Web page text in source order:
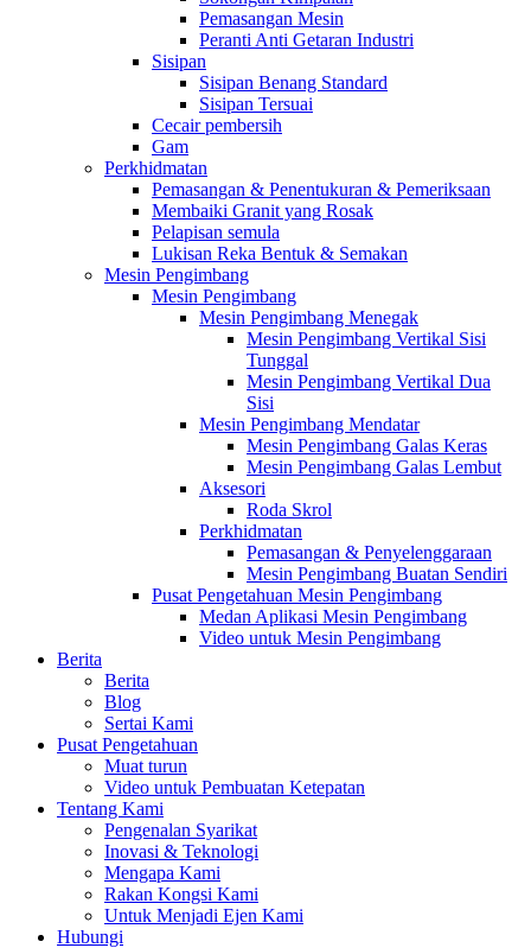
Pemasangan Mesin
Peranti Anti Getaran Industri
Sisipan
Sisipan Benang Standard
Sisipan Tersuai
Cecair pembersih
Gam
Perkhidmatan
Pemasangan & Penentukuran & Pemeriksaan
Membaiki Granit yang Rosak
Pelapisan semula
Lukisan Reka Bentuk & Semakan
Mesin Pengimbang
Mesin Pengimbang
Mesin Pengimbang Menegak
Mesin Pengimbang Vertikal Sisi
Tunggal
Mesin Pengimbang Vertikal Dua
Sisi
Mesin Pengimbang Mendatar
Mesin Pengimbang Galas Keras
Mesin Pengimbang Galas Lembut
Aksesori
Roda Skrol
Perkhidmatan
Pemasangan & Penyelenggaraan
Mesin Pengimbang Buatan Sendiri
Pusat Pengetahuan Mesin Pengimbang
Medan Aplikasi Mesin Pengimbang
Video untuk Mesin Pengimbang
Berita
Berita
Blog
Sertai Kami
Pusat Pengetahuan
Muat turun
Video untuk Pembuatan Ketepatan
Tentang Kami
Pengenalan Syarikat
Inovasi & Teknologi
Mengapa Kami
Rakan Kongsi Kami
Untuk Menjadi Ejen Kami
Hubungi